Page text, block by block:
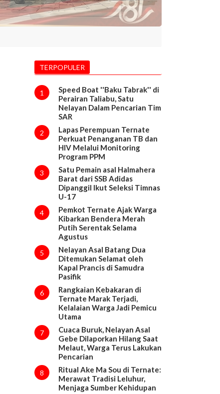
TERPOPULER
1
Speed Boat ''Baku Tabrak'' di
Perairan Taliabu, Satu
Nelayan Dalam Pencarian Tim
SAR
2
Lapas Perempuan Ternate
Perkuat Penanganan TB dan
HIV Melalui Monitoring
Program PPM
3
Satu Pemain asal Halmahera
Barat dari SSB Adidas
Dipanggil Ikut Seleksi Timnas
U-17
4
Pemkot Ternate Ajak Warga
Kibarkan Bendera Merah
Putih Serentak Selama
Agustus
5
Nelayan Asal Batang Dua
Ditemukan Selamat oleh
Kapal Prancis di Samudra
Pasifik
6
Rangkaian Kebakaran di
Ternate Marak Terjadi,
Kelalaian Warga Jadi Pemicu
Utama
7
Cuaca Buruk, Nelayan Asal
Gebe Dilaporkan Hilang Saat
Melaut, Warga Terus Lakukan
Pencarian
8
Ritual Ake Ma Sou di Ternate:
Merawat Tradisi Leluhur,
Menjaga Sumber Kehidupan